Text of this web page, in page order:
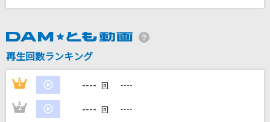
再生回数ランキング
1 ---- 回 ----
2 ---- 回 ----